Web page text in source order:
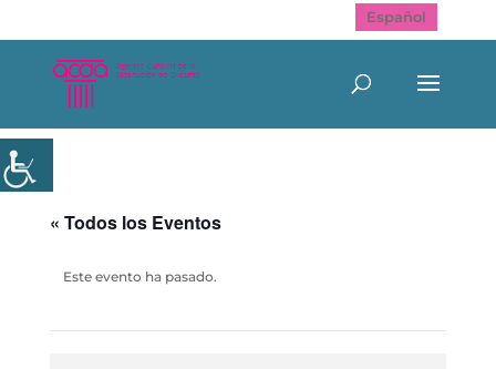
Español
« Todos los Eventos
Este evento ha pasado.